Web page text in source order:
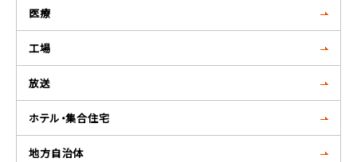
医療
工場
放送
ホテル・集合住宅
地方自治体